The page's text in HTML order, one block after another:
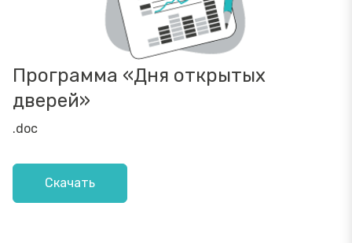
Программа «Дня открытых
дверей»
.doc
Скачать